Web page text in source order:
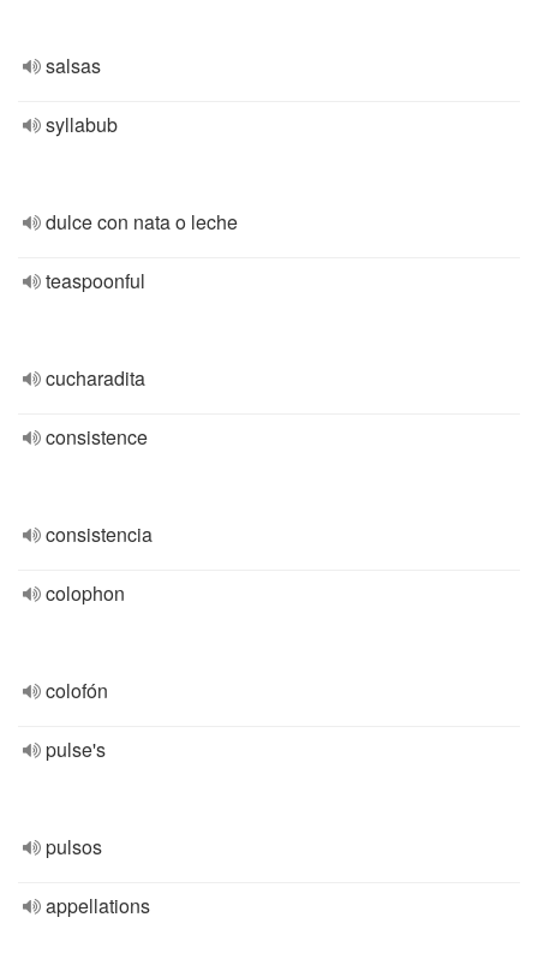
salsas
syllabub
dulce con nata o leche
teaspoonful
cucharadita
consistence
consistencia
colophon
colofón
pulse's
pulsos
appellations